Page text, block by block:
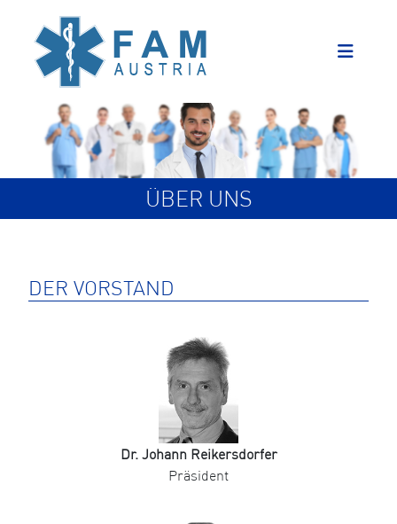
ÜBER UNS
DER VORSTAND
Dr. Johann Reikersdorfer
Präsident